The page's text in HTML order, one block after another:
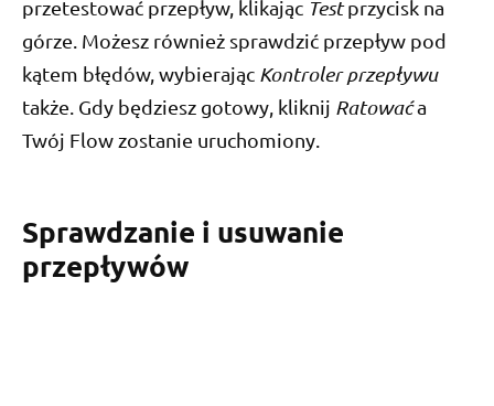
przetestować przepływ, klikając Testprzycisk na
górze. Możesz również sprawdzić przepływ pod
kątem błędów, wybierając Kontroler przepływu
także. Gdy będziesz gotowy, kliknij Ratowaća
Twój Flow zostanie uruchomiony.
Sprawdzanie i usuwanie
przepływów